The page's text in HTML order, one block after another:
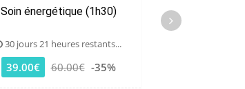
Soin énergétique (1h30)
30 jours 21 heures restants...
39.00€ 60.00€ -35%